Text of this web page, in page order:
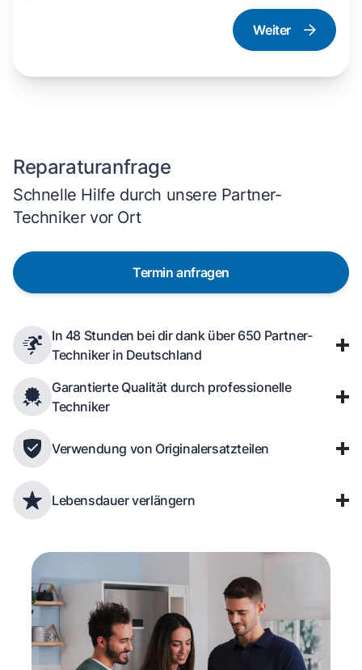
Herd und Backofen
Weiter
Reparaturanfrage
Schnelle Hilfe durch unsere Partner-
Techniker vor Ort
Termin anfragen
In 48 Stunden bei dir dank über 650 Partner-
Techniker in Deutschland
Garantierte Qualität durch professionelle
Techniker
Verwendung von Originalersatzteilen
Lebensdauer verlängern